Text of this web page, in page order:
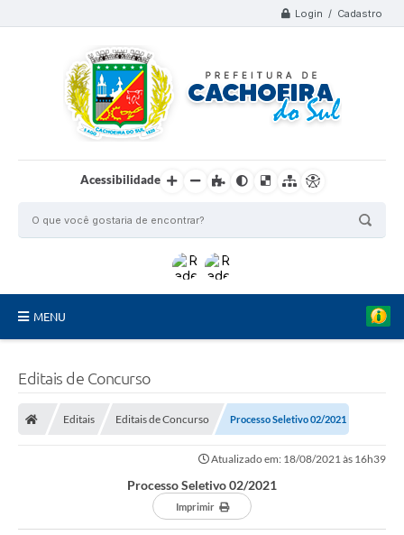
Login / Cadastro
Acessibilidade
MENU
Conselhos Municipais
Editais de Concurso
Editais Editais de Concurso Processo Seletivo 02/2021
Atualizado em: 18/08/2021 às 16h39
Processo Seletivo 02/2021
Imprimir